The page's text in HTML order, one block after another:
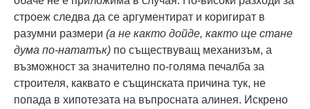
строеж следва да се аргументират и коригират в
разумни размери (а не както дойде, както ще стане
дума по-нататък) по съществуващ механизъм, а
възможност за значително по-голяма печалба за
строителя, каквато е същинската причина тук, не
попада в хипотезата на въпросната алинея. Искрено